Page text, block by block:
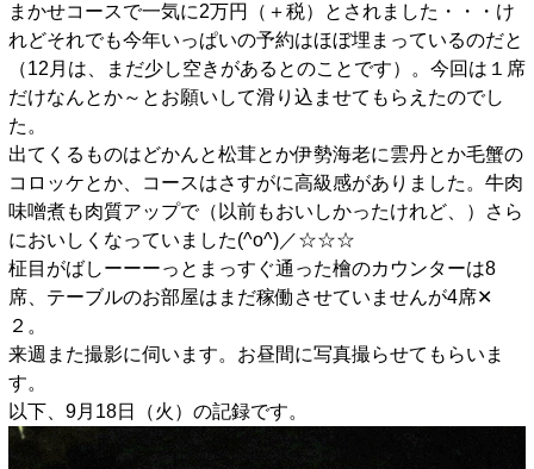
まかせコースで一気に2万円（＋税）とされました・・・け
れどそれでも今年いっぱいの予約はほぼ埋まっているのだと
（12月は、まだ少し空きがあるとのことです）。今回は１席
だけなんとか～とお願いして滑り込ませてもらえたのでし
た。
出てくるものはどかんと松茸とか伊勢海老に雲丹とか毛蟹の
コロッケとか、コースはさすがに高級感がありました。牛肉
味噌煮も肉質アップで（以前もおいしかったけれど、）さら
においしくなっていました(^o^)／☆☆☆
柾目がばしーーーっとまっすぐ通った檜のカウンターは8
席、テーブルのお部屋はまだ稼働させていませんが4席✕
２。
来週また撮影に伺います。お昼間に写真撮らせてもらいま
す。
以下、9月18日（火）の記録です。